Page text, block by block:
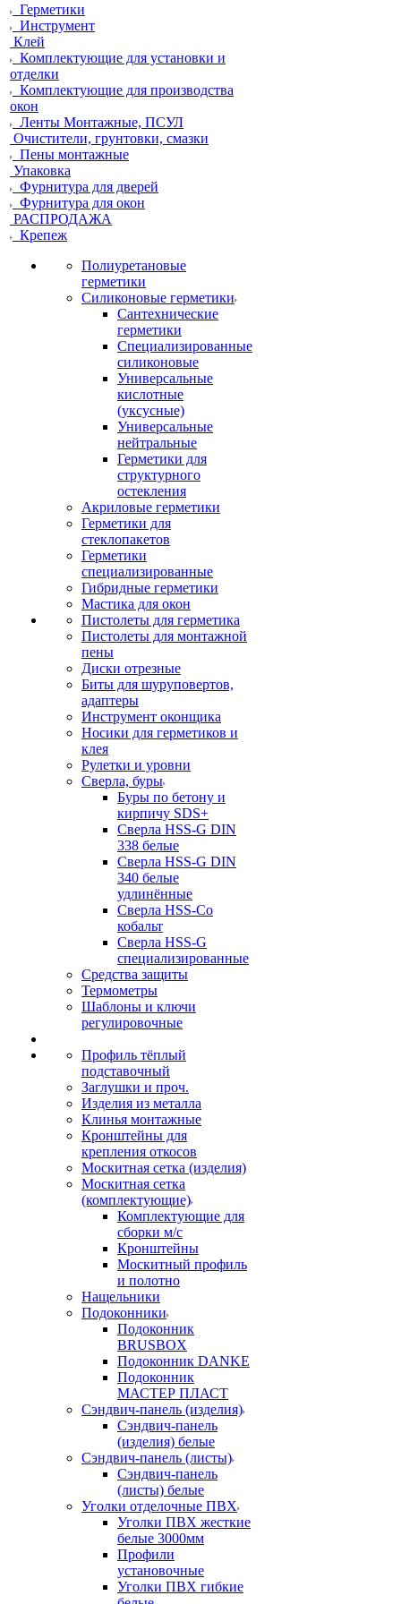
Герметики
Инструмент
Клей
Комплектующие для установки и
отделки
Комплектующие для производства
окон
Ленты Монтажные, ПСУЛ
Очистители, грунтовки, смазки
Пены монтажные
Упаковка
Фурнитура для дверей
Фурнитура для окон
РАСПРОДАЖА
Крепеж
Полиуретановые
герметики
Силиконовые герметики
Сантехнические
герметики
Специализированные
силиконовые
Универсальные
кислотные
(уксусные)
Универсальные
нейтральные
Герметики для
структурного
остекления
Акриловые герметики
Герметики для
стеклопакетов
Герметики
специализированные
Гибридные герметики
Мастика для окон
Пистолеты для герметика
Пистолеты для монтажной
пены
Диски отрезные
Биты для шуруповертов,
адаптеры
Инструмент оконщика
Носики для герметиков и
клея
Рулетки и уровни
Сверла, буры
Буры по бетону и
кирпичу SDS+
Сверла HSS-G DIN
338 белые
Сверла HSS-G DIN
340 белые
удлинённые
Сверла HSS-Co
кобальт
Сверла HSS-G
специализированные
Средства защиты
Термометры
Шаблоны и ключи
регулировочные
Профиль тёплый
подставочный
Заглушки и проч.
Изделия из металла
Клинья монтажные
Кронштейны для
крепления откосов
Москитная сетка (изделия)
Москитная сетка
(комплектующие)
Комплектующие для
сборки м/с
Кронштейны
Москитный профиль
и полотно
Нащельники
Подоконники
Подоконник
BRUSBOX
Подоконник DANKE
Подоконник
МАСТЕР ПЛАСТ
Сэндвич-панель (изделия)
Сэндвич-панель
(изделия) белые
Сэндвич-панель (листы)
Сэндвич-панель
(листы) белые
Уголки отделочные ПВХ
Уголки ПВХ жесткие
белые 3000мм
Профили
установочные
Уголки ПВХ гибкие